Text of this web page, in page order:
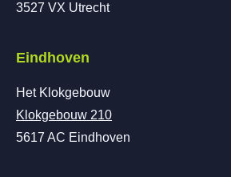
3527 VX Utrecht
Eindhoven
Het Klokgebouw
Klokgebouw 210
5617 AC Eindhoven